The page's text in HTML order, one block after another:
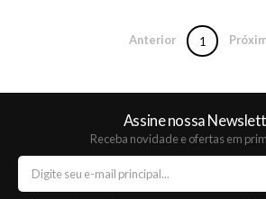
Anterior 1
Assine nossa
Receba novidade e ofertas em